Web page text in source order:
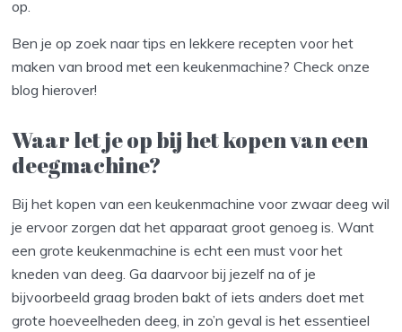
op.
Ben je op zoek naar tips en lekkere recepten voor het
maken van brood met een keukenmachine? Check onze
blog hierover!
Waar let je op bij het kopen van een
deegmachine?
Bij het kopen van een keukenmachine voor zwaar deeg wil
je ervoor zorgen dat het apparaat groot genoeg is. Want
een grote keukenmachine is echt een must voor het
kneden van deeg. Ga daarvoor bij jezelf na of je
bijvoorbeeld graag broden bakt of iets anders doet met
grote hoeveelheden deeg, in zo’n geval is het essentieel